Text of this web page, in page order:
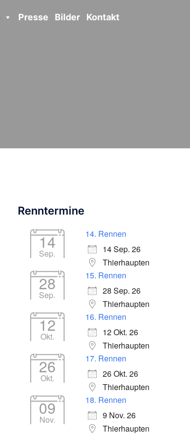
Presse Bilder Kontakt
Renntermine
14
Sep.
14. Rennen
14 Sep. 26
Thierhaupten
28
Sep.
15. Rennen
28 Sep. 26
Thierhaupten
12
Okt.
16. Rennen
12 Okt. 26
Thierhaupten
26
Okt.
17. Rennen
26 Okt. 26
Thierhaupten
09
Nov.
18. Rennen
9 Nov. 26
Thierhaupten